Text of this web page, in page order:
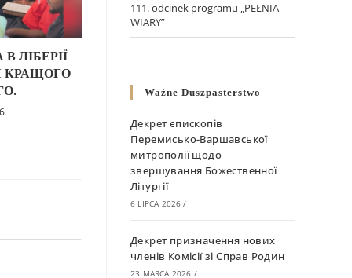
ЛІБЕРІЇ
КРАЩОГО
111. odcinek programu „PEŁNIA
WIARY”
Ważne Duszpasterstwo
Декрет єпископів
Перемисько-Варшавської
митрополії щодо
звершування Божественної
Літургії
6 LIPCA 2026 /
Декрет призначення нових
членів Комісії зі Справ Родин
23 MARCA 2026 /